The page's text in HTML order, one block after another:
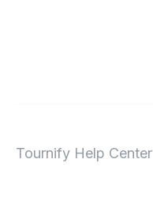
Tournify Help Center